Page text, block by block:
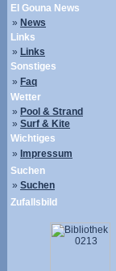
El Gouna News
» News
Links
» Links
Sonstiges
» Faq
Wetter
» Pool & Strand
» Surf & Kite
Wichtiges
» Impressum
Suchen
» Suchen
Zufallsbild